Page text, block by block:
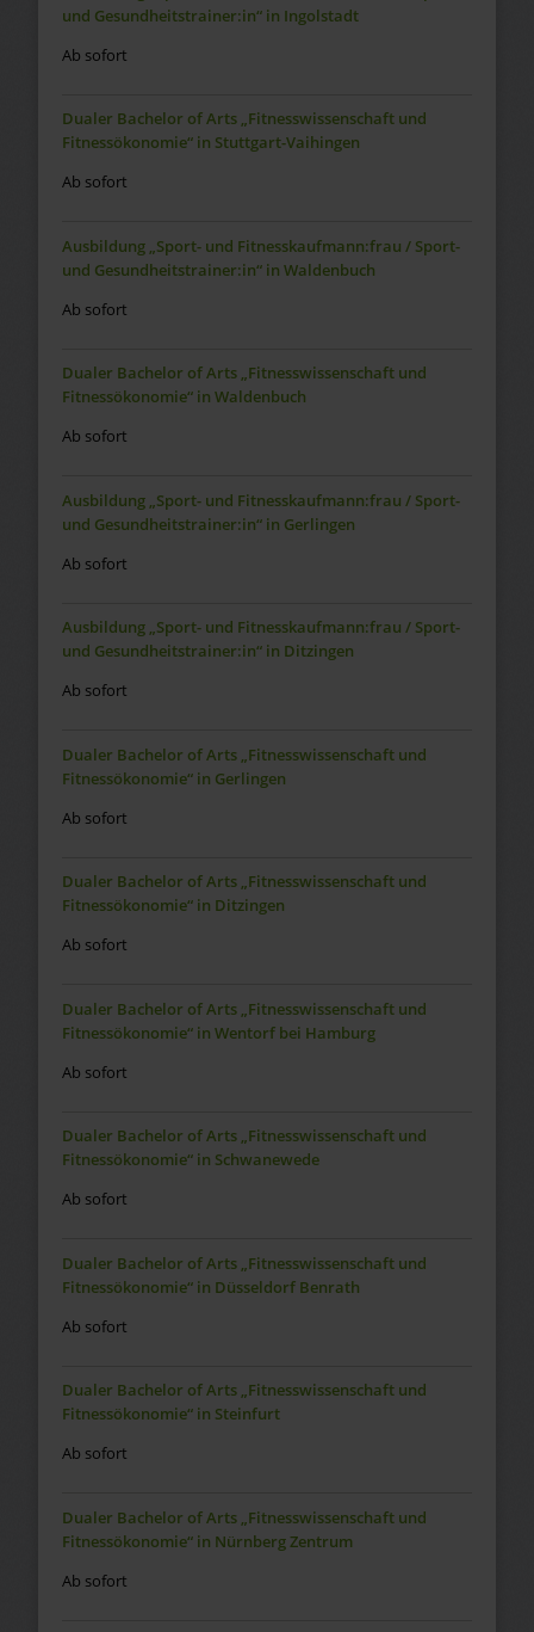
und Gesundheitstrainer:in“ in Ingolstadt
Ab sofort
Dualer Bachelor of Arts „Fitnesswissenschaft und
Fitnessökonomie“ in Stuttgart-Vaihingen
Ab sofort
Ausbildung „Sport- und Fitnesskaufmann:frau / Sport-
und Gesundheitstrainer:in“ in Waldenbuch
Ab sofort
Dualer Bachelor of Arts „Fitnesswissenschaft und
Fitnessökonomie“ in Waldenbuch
Ab sofort
Ausbildung „Sport- und Fitnesskaufmann:frau / Sport-
und Gesundheitstrainer:in“ in Gerlingen
Ab sofort
Ausbildung „Sport- und Fitnesskaufmann:frau / Sport-
und Gesundheitstrainer:in“ in Ditzingen
Ab sofort
Dualer Bachelor of Arts „Fitnesswissenschaft und
Fitnessökonomie“ in Gerlingen
Ab sofort
Dualer Bachelor of Arts „Fitnesswissenschaft und
Fitnessökonomie“ in Ditzingen
Ab sofort
Dualer Bachelor of Arts „Fitnesswissenschaft und
Fitnessökonomie“ in Wentorf bei Hamburg
Ab sofort
Dualer Bachelor of Arts „Fitnesswissenschaft und
Fitnessökonomie“ in Schwanewede
Ab sofort
Dualer Bachelor of Arts „Fitnesswissenschaft und
Fitnessökonomie“ in Düsseldorf Benrath
Ab sofort
Dualer Bachelor of Arts „Fitnesswissenschaft und
Fitnessökonomie“ in Steinfurt
Ab sofort
Dualer Bachelor of Arts „Fitnesswissenschaft und
Fitnessökonomie“ in Nürnberg Zentrum
Ab sofort